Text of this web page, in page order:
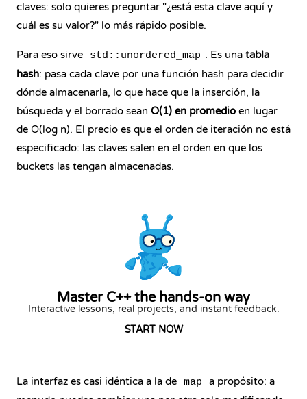
claves: solo quieres preguntar "¿está esta clave aquí y
cuál es su valor?" lo más rápido posible.
Para eso sirve std::unordered_map . Es una tabla
hash: pasa cada clave por una función hash para decidir
dónde almacenarla, lo que hace que la inserción, la
búsqueda y el borrado sean O(1) en promedio en lugar
de O(log n). El precio es que el orden de iteración no está
especificado: las claves salen en el orden en que los
buckets las tengan almacenadas.
Master C++ the hands-on way
Interactive lessons, real projects, and instant feedback.
START NOW
La interfaz es casi idéntica a la de map
a propósito: a